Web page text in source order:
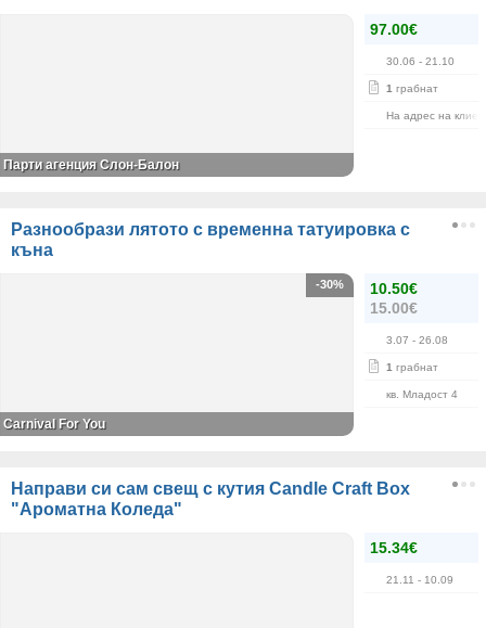
97.00€
30.06 - 21.10
1 грабнат
На адрес на
Парти агенция Слон-Балон
Разнообрази лятото с временна татуировка с
къна
10.50€
15.00€
3.07 - 26.08
1 грабнат
кв. Младост 4
-30%
Carnival For You
Направи си сам свещ с кутия Candle Craft Box
"Ароматна Коледа"
15.34€
21.11 - 10.09